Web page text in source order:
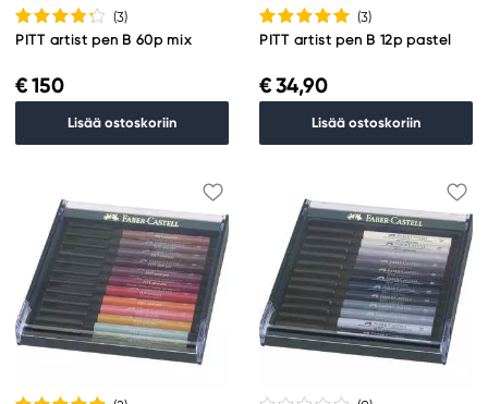
(3)
PITT artist pen B 60p mix
€ 150
Lisää ostoskoriin
(3)
PITT artist pen B 12p pastel
€ 34,90
Lisää ostoskoriin